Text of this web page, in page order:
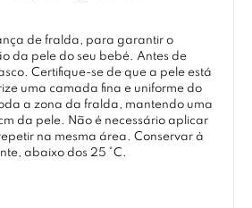
de fralda, para garantir o
da pele do seu bebé. Antes de
Certifique-se de que a pele está
uma camada fina e uniforme do
a zona da fralda, mantendo uma
da pele. Não é necessário aplicar
na mesma área. Conservar à
abaixo dos 25 °C.